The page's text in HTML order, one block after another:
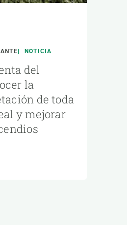
NOTICIA
del
la
de toda
y mejorar